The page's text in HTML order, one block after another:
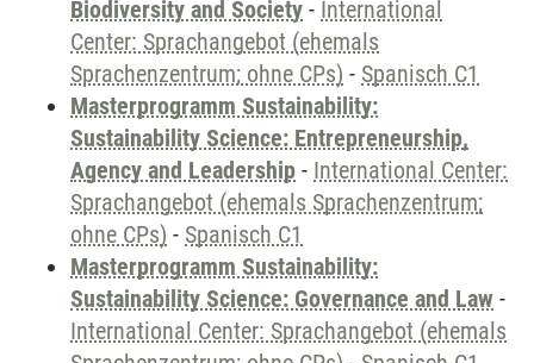
Biodiversity and Society - International
Center: Sprachangebot (ehemals
Sprachenzentrum; ohne CPs) - Spanisch C1
Masterprogramm Sustainability:
Sustainability Science: Entrepreneurship,
Agency and Leadership - International Center:
Sprachangebot (ehemals Sprachenzentrum;
ohne CPs) - Spanisch C1
Masterprogramm Sustainability:
Sustainability Science: Governance and Law -
International Center: Sprachangebot (ehemals